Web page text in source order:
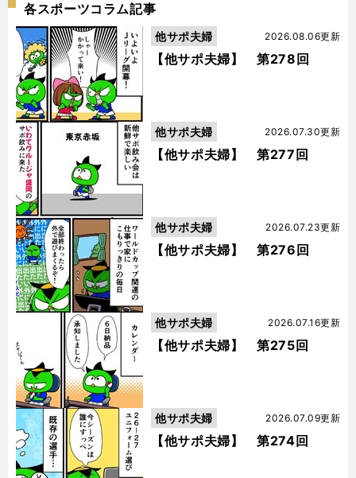
各スポーツコラム記事
【他サポ夫婦】 第278回
2026.08.06更新
他サポ夫婦
【他サポ夫婦】 第277回
2026.07.30更新
他サポ夫婦
【他サポ夫婦】 第276回
2026.07.23更新
他サポ夫婦
【他サポ夫婦】 第275回
2026.07.16更新
他サポ夫婦
【他サポ夫婦】 第274回
2026.07.09更新
他サポ夫婦